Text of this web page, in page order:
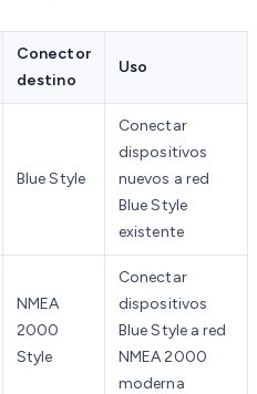
Conector
destino
Uso
Blue Style
Conectar
dispositivos
nuevos a red
Blue Style
existente
NMEA
2000
Style
Conectar
dispositivos
Blue Style a red
NMEA 2000
moderna